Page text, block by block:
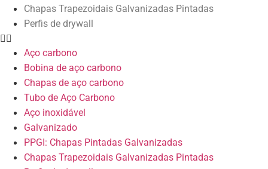
Chapas Trapezoidais Galvanizadas Pintadas
Perfis de drywall
Aço carbono
Bobina de aço carbono
Chapas de aço carbono
Tubo de Aço Carbono
Aço inoxidável
Galvanizado
PPGI: Chapas Pintadas Galvanizadas
Chapas Trapezoidais Galvanizadas Pintadas